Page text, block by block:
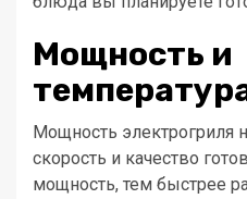
Мощность и
Мощность электрогриля
скорость и качество
мощность, тем быстрее